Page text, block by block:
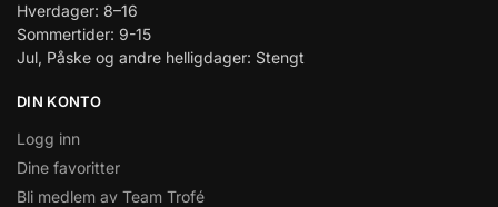
Hverdager: 8–16
Sommertider: 9-15
Jul, Påske og andre helligdager: Stengt
DIN KONTO
Logg inn
Dine favoritter
Bli medlem av Team Trofé